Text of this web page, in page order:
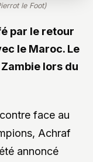
le Foot)
par le retour
le Maroc. Le
lors du
face au
Achraf
annoncé